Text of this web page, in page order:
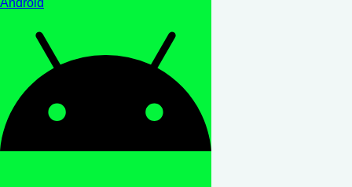
Android